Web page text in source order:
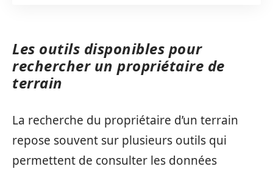
Les outils disponibles pour
rechercher un propriétaire de
terrain
La recherche du propriétaire d’un terrain
repose souvent sur plusieurs outils qui
permettent de consulter les données